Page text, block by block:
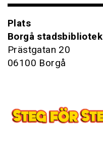
Plats
Borgå stadsbibliotek
Prästgatan 20
06100 Borgå